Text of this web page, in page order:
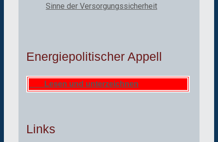
Sinne der Versorgungssicherheit
Energiepolitischer Appell
Lesen und unterzeichnen
Links